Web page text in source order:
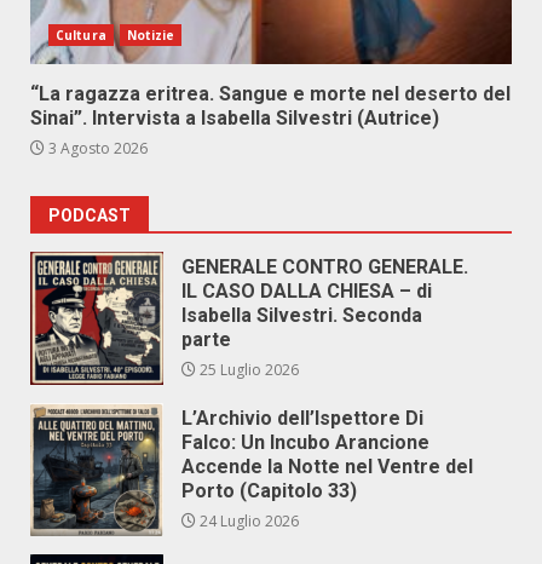
Cultura Notizie
“La ragazza eritrea. Sangue e morte nel deserto del
Sinai”. Intervista a Isabella Silvestri (Autrice)
3 Agosto 2026
PODCAST
GENERALE CONTRO GENERALE.
IL CASO DALLA CHIESA – di
Isabella Silvestri. Seconda
parte
25 Luglio 2026
L’Archivio dell’Ispettore Di
Falco: Un Incubo Arancione
Accende la Notte nel Ventre del
Porto (Capitolo 33)
24 Luglio 2026